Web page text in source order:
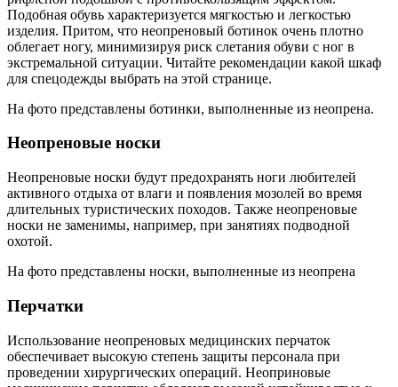
Подобная обувь характеризуется мягкостью и легкостью
изделия. Притом, что неопреновый ботинок очень плотно
облегает ногу, минимизируя риск слетания обуви с ног в
экстремальной ситуации. Читайте рекомендации какой шкаф
для спецодежды выбрать на этой странице.
На фото представлены ботинки, выполненные из неопрена.
Неопреновые носки
Неопреновые носки будут предохранять ноги любителей
активного отдыха от влаги и появления мозолей во время
длительных туристических походов. Также неопреновые
носки не заменимы, например, при занятиях подводной
охотой.
На фото представлены носки, выполненные из неопрена
Перчатки
Использование неопреновых медицинских перчаток
обеспечивает высокую степень защиты персонала при
проведении хирургических операций. Неоприновые